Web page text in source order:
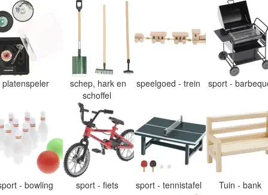
platenspeler
schep, hark en
schoffel
speelgoed - trein sport -
- bowling sport - fiets sport - tennistafel Tuin - bank